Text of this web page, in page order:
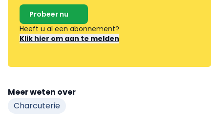
Probeer nu
Heeft u al een abonnement?
Klik hier om aan te melden
Meer weten over
Charcuterie